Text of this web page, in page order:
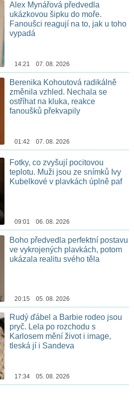
Alex Mynářová předvedla
ukázkovou šipku do moře.
Fanoušci reagují na to, jak u toho
vypadá
14:21 07. 08. 2026
Berenika Kohoutová radikálně
změnila vzhled. Nechala se
ostříhat na kluka, reakce
fanoušků překvapily
01:42 07. 08. 2026
Fotky, co zvyšují pocitovou
teplotu. Muži jsou ze snímků Ivy
Kubelkové v plavkách úplně paf
09:01 06. 08. 2026
Boho předvedla perfektní postavu
ve vykrojených plavkách, potom
ukázala realitu svého těla
20:15 05. 08. 2026
Rudý ďábel a Barbie rodeo jsou
pryč. Lela po rozchodu s
Karlosem mění život i image,
tleská jí i Sandeva
17:34 05. 08. 2026